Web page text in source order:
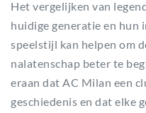
Het vergelijken van
huidige generatie en hun
speelstijl kan helpen om
nalatenschap beter te
eraan dat AC Milan een
geschiedenis en dat elke